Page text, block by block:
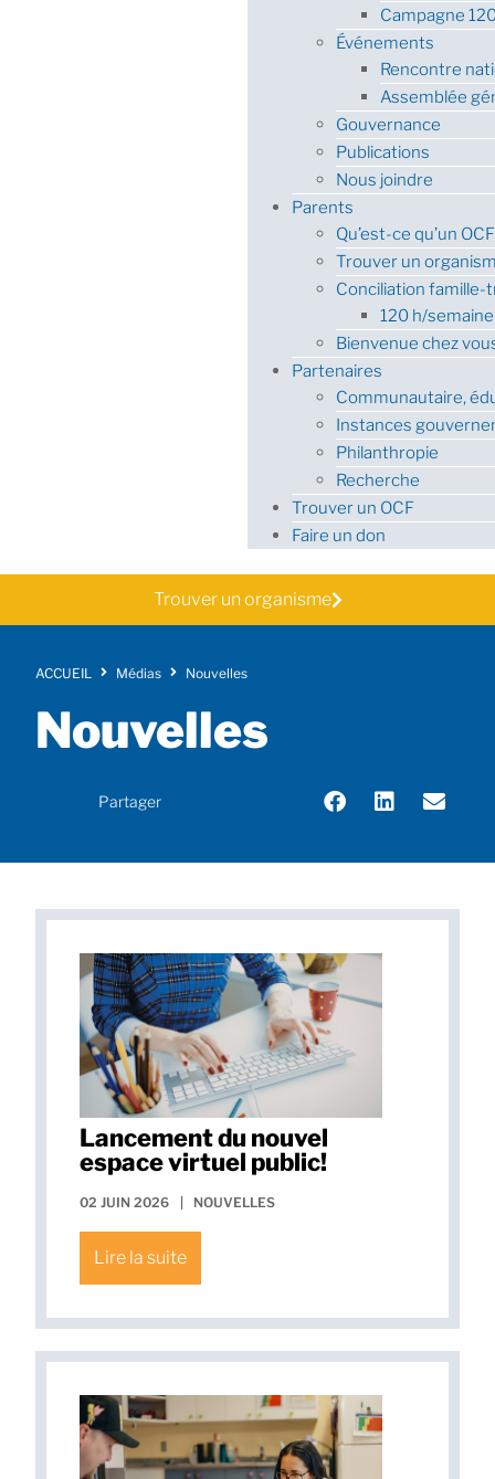
Campagne
Événements
Rencontre
Assemblée
Gouvernance
Publications
Nous joindre
Parents
Qu’est-ce qu’un OCF
Trouver un
Conciliation famille-
120 h/semaine
Bienvenue chez
Partenaires
Communautaire,
Instances
Philanthropie
Recherche
Trouver un OCF
Faire un don
Trouver un organisme
ACCUEIL Médias Nouvelles
Nouvelles
Partager
Lancement du nouvel
espace virtuel public!
02 JUIN 2026 NOUVELLES
Lire la suite